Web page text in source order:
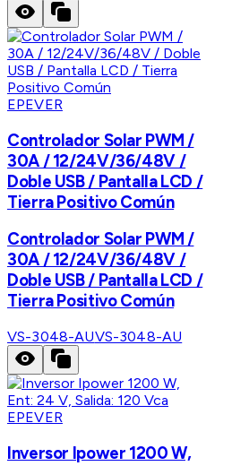
EPEVER
Controlador Solar PWM /
30A / 12/24V/36/48V /
Doble USB / Pantalla LCD /
Tierra Positivo Común
Controlador Solar PWM /
30A / 12/24V/36/48V /
Doble USB / Pantalla LCD /
Tierra Positivo Común
VS-3048-AUVS-3048-AU
EPEVER
Inversor Ipower 1200 W,